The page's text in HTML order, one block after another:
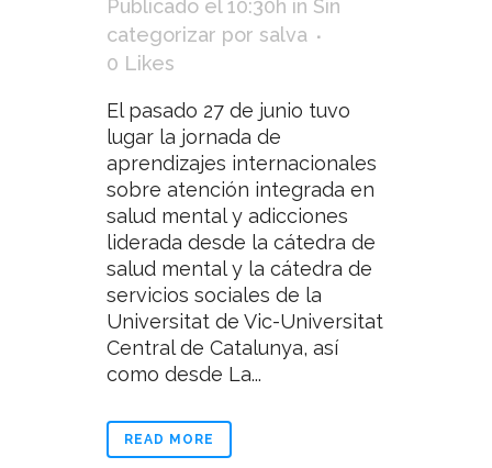
Publicado el 10:30h in Sin
categorizar por salva
0 Likes
El pasado 27 de junio tuvo
lugar la jornada de
aprendizajes internacionales
sobre atención integrada en
salud mental y adicciones
liderada desde la cátedra de
salud mental y la cátedra de
servicios sociales de la
Universitat de Vic-Universitat
Central de Catalunya, así
como desde La...
READ MORE